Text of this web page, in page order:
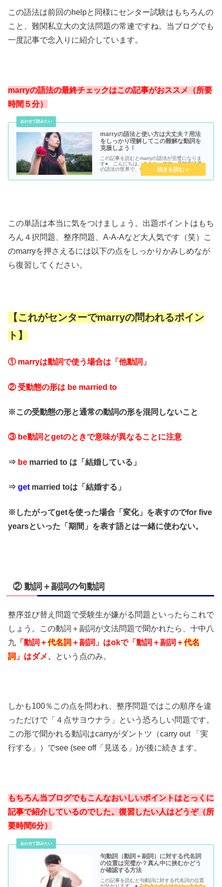
この語法は前回のhelpと同様にセンター試験はもちろんの
こと、難関私立大の文法問題の常連ですね。当ブログでも
一度記事で念入りに紹介しています。
marryの語法の最終チェックはこの記事がおススメ（所要
時間５分）
marryの語法と使い方は大丈夫？用法
をしっかり理解してこの難解な動詞を
克服しよう！
この記事を読むとmarryの語法が完璧になりま
す● こんにちは、まこちょです。受験英語界
の語法の世界で、いつもトップ（？）に君臨す
る語法と言えば何だかお分かりでしょうか。そ
うそれがmarry。非常に困ったちゃんなこの単
この単語は本当に気をつけましょう。出題ポイントはもち
ろん４択問題、整序問題、A-A-Aなど大人気です（笑）こ
のmarryを押さえるには以下の点をしっかりかみしめなが
ら復習してください。
【これがセンターでmarryの問われるポイン
ト】
① marryは動詞で使う場合は「他動詞」
② 受動態の形は be married to
※この受動態の形と通常の動詞の形を混同しないこと
③ be動詞とgetのときで意味が異なることに注意
⇒ be married to は「結婚している」
⇒ get married toは「結婚する」
※したがってgetを使った場合「変化」を表すのでfor five
yearsといった「期間」を表す語とは一緒に使わない。
② 動詞＋副詞の句動詞
整序並び替え問題で受験生が嫌がる問題といったらこれで
しょう。この動詞＋副詞が文法問題で聞かれたら、十中八
九 「動詞＋代名詞 ＋副詞」はokで「動詞＋副詞＋代名
詞 」はダメ、 という点のみ。
しかも100％この点を問われ、整序問題ではこの順序を違
っただけで「４点サヨウナラ」という恐ろしい問題です。
この形で聞かれる動詞はcarryがダントツ（carry out 「実
行する」）でsee (see off「見送る」)が後に続きます。
もちろん当ブログでもこんなおいしいポイントはとっくに
記事で紹介しているのでした。復習したい人はどうぞ（所
要時間6分）
句動詞（動詞＋副詞）に対する代名詞
の位置は完璧か？真ん中に挟むかどう
か確認する方法
この記事を読むと句動詞に対する代名詞の位置
が分かります。● みなさんこんにちは、まこち